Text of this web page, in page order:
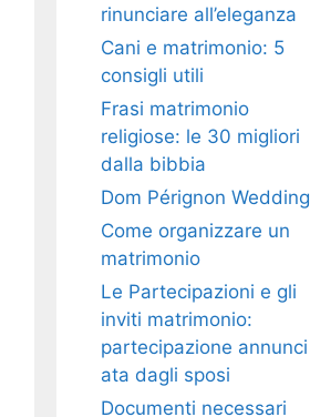
rinunciare all’eleganza
Cani e matrimonio: 5
consigli utili
Frasi matrimonio
religiose: le 30 migliori
dalla bibbia
Dom Pérignon Wedding
Come organizzare un
matrimonio
Le Partecipazioni e gli
inviti matrimonio:
partecipazione annunci
ata dagli sposi
Documenti necessari